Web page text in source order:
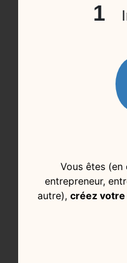
1
Vous êtes
entrepreneur,
autre), créez